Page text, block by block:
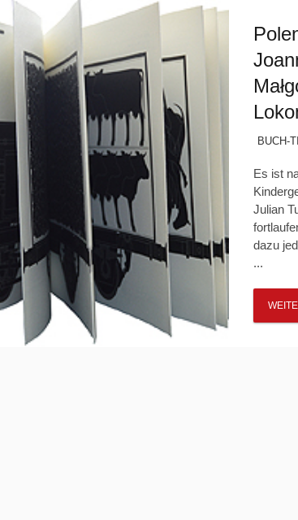
BUCH-
Es ist
Julian
dazu
...